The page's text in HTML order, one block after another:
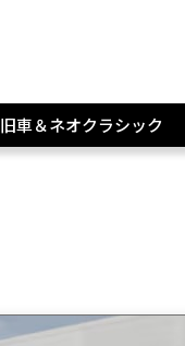
旧車＆ネオクラシック